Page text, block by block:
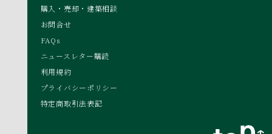
購入・売却・建築相談
お問合せ
FAQs
ニュースレター購読
利用規約
プライバシーポリシー
特定商取引法表記